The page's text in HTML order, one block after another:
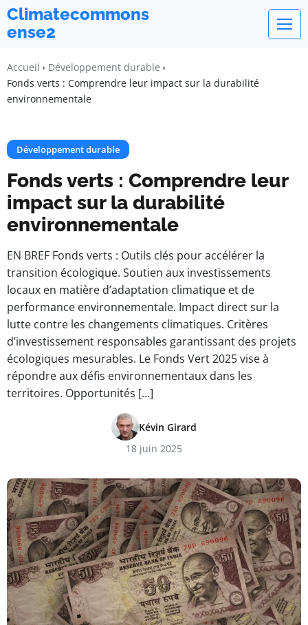
Climatecommons
ense2
Accueil
Développement durable
Fonds verts : Comprendre leur impact sur la durabilité
environnementale
Développement durable
Fonds verts : Comprendre leur
impact sur la durabilité
environnementale
EN BREF Fonds verts : Outils clés pour accélérer la
transition écologique. Soutien aux investissements
locaux en matière d’adaptation climatique et de
performance environnementale. Impact direct sur la
lutte contre les changements climatiques. Critères
d’investissement responsables garantissant des projets
écologiques mesurables. Le Fonds Vert 2025 vise à
répondre aux défis environnementaux dans les
territoires. Opportunités […]
Kévin Girard
18 juin 2025